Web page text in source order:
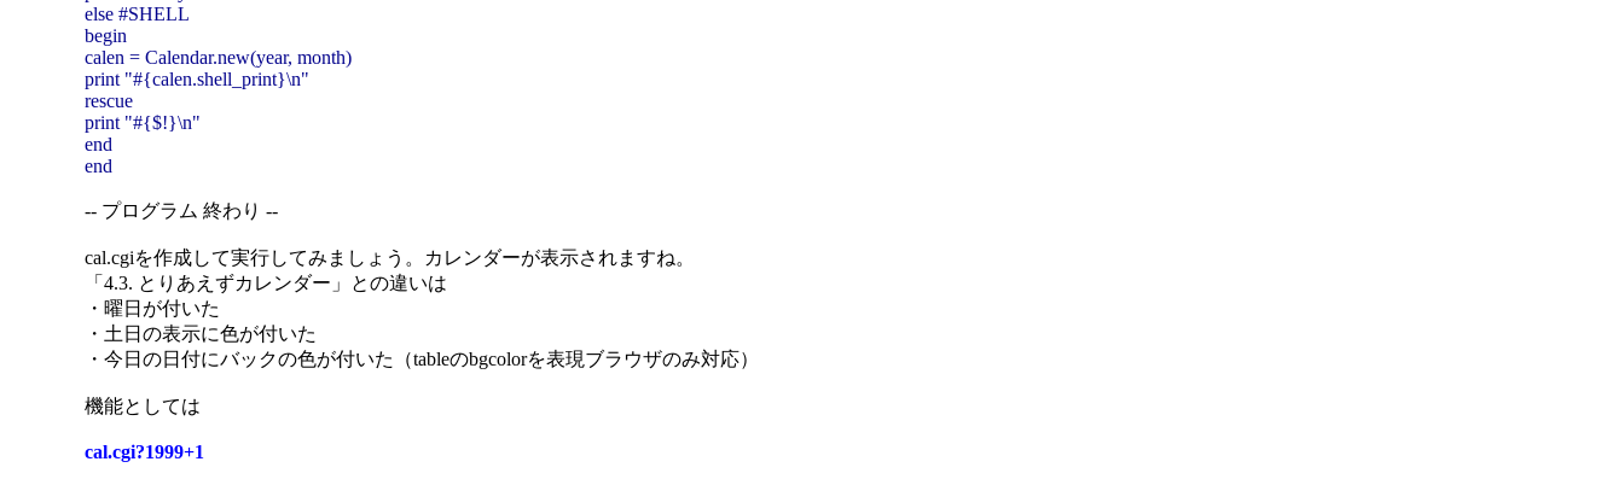
else #SHELL
begin
calen = Calendar.new(year, month)
print "#{calen.shell_print}\n"
rescue
print "#{$!}\n"
end
end
-- プログラム 終わり --
cal.cgiを作成して実行してみましょう。カレンダーが表示されますね。
「4.3. とりあえずカレンダー」との違いは
・曜日が付いた
・土日の表示に色が付いた
・今日の日付にバックの色が付いた（tableのbgcolorを表現ブラウザのみ対応）
機能としては
cal.cgi?1999+1